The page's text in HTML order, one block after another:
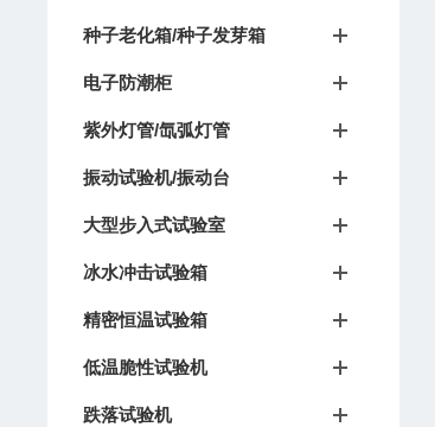
种子老化箱/种子发芽箱
电子防潮柜
紫外灯管/氙弧灯管
振动试验机/振动台
大型步入式试验室
冰水冲击试验箱
精密恒温试验箱
低温脆性试验机
跌落试验机